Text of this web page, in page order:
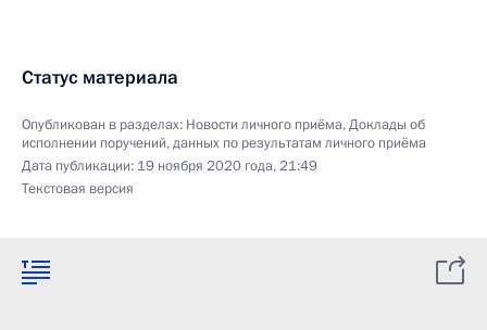
Статус материала
Опубликован в разделах: Новости личного приёма,Доклады об
исполнении поручений, данных по результатам личного приёма
Дата публикации: 19 ноября 2020 года, 21:49
Текстовая версия